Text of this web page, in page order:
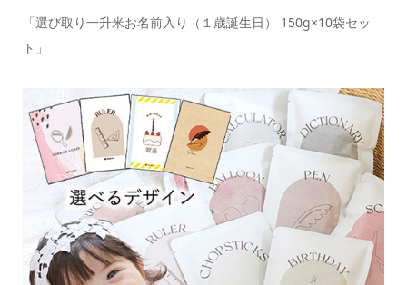
「選び取り一升米お名前入り（１歳誕生日） 150g×10袋セッ
ト」